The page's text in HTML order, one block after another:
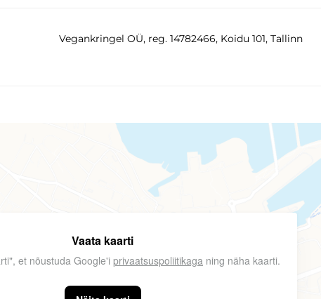
Vegankringel OÜ, reg. 14782466, Koidu 101, Tallinn
Vaata kaarti
et nõustuda Google'iprivaatsuspoliitikaga ning näha kaarti.